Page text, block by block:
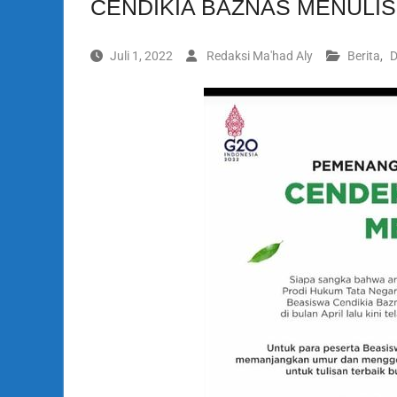
CENDIKIA BAZNAS
Juli 1, 2022 Redaksi Ma'had Aly Berita,